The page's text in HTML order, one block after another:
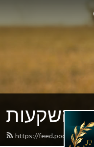
והשקעות
https://